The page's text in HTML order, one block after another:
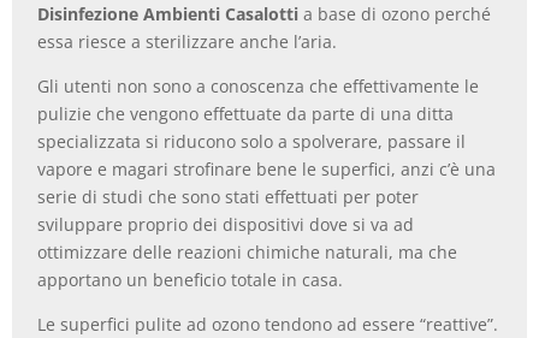
Disinfezione Ambienti Casalotti a base di ozono perché
essa riesce a sterilizzare anche l’aria.
Gli utenti non sono a conoscenza che effettivamente le
pulizie che vengono effettuate da parte di una ditta
specializzata si riducono solo a spolverare, passare il
vapore e magari strofinare bene le superfici, anzi c’è una
serie di studi che sono stati effettuati per poter
sviluppare proprio dei dispositivi dove si va ad
ottimizzare delle reazioni chimiche naturali, ma che
apportano un beneficio totale in casa.
Le superfici pulite ad ozono tendono ad essere “reattive”.